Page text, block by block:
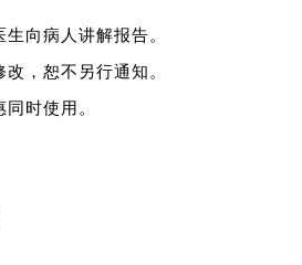
向病人讲解报告。
，恕不另行通知。
时使用。